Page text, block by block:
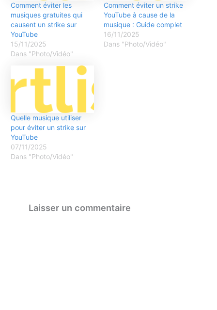
Comment éviter les
musiques gratuites qui
causent un strike sur
YouTube
15/11/2025
Dans "Photo/Vidéo"
Comment éviter un strike
YouTube à cause de la
musique : Guide complet
16/11/2025
Dans "Photo/Vidéo"
Quelle musique utiliser
pour éviter un strike sur
YouTube
07/11/2025
Dans "Photo/Vidéo"
Laisser un commentaire